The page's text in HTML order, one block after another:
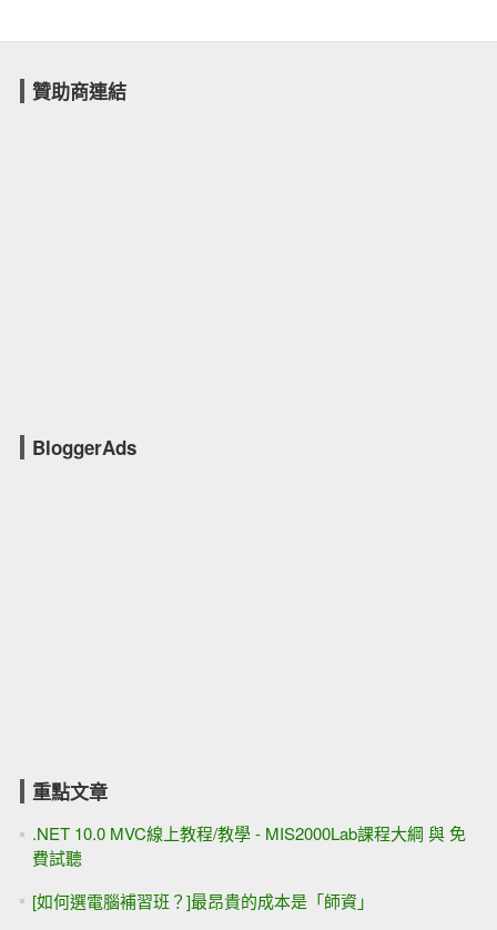
贊助商連結
BloggerAds
重點文章
.NET 10.0 MVC線上教程/教學 - MIS2000Lab課程大綱 與 免
費試聽
[如何選電腦補習班？]最昂貴的成本是「師資」